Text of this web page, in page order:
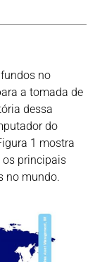
no
a tomada de
dessa
do
1 mostra
os principais
no mundo.